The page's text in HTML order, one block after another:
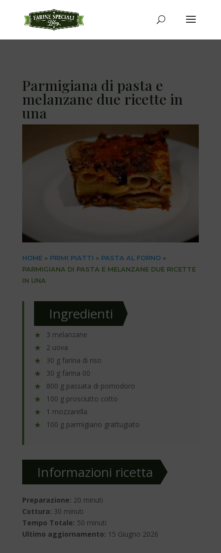
Parmigiana di pasta e
melanzane due ricette in
una
HOME» PRIMI PIATTI » PASTA AL FORNO»
PARMIGIANA DI PASTA E MELANZANE DUE RICETTE
IN UNA
Ingredienti
3 melanzane
2 uova
30 g farina di riso
30 g farina 00
800 g passata di pomodoro
100 g prosciutto cotto
1 mozzarella
100 g parmigiano grattugiato
Informazioni ricetta
Preparazione: 20 minuti
Cottura: 30 minuti
Tempo Totale: 50 minuti
Ultimo aggiornamento: 15 Giugno 2026